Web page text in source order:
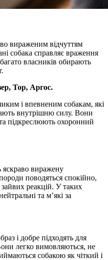
вираженим відчуттям
собака справляє враження
власників обирають
Тор, Аргос.
і впевненим собакам, які
внутрішню силу. Вони
підкреслюють охоронний
яскраво виражену
поводяться спокійно,
реакцій. У таких
та м’які за
і добре підходять для
легко вимовляються, не
собакою як чіткий і